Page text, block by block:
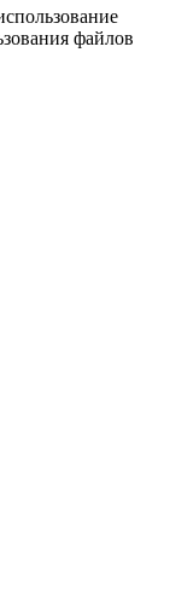
файлов